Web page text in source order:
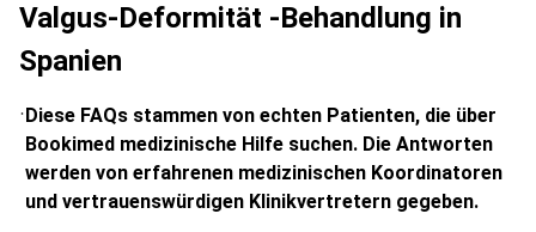
Valgus-Deformität -Behandlung in
Spanien
Diese FAQs stammen von echten Patienten, die über
Bookimed medizinische Hilfe suchen. Die Antworten
werden von erfahrenen medizinischen Koordinatoren
und vertrauenswürdigen Klinikvertretern gegeben.